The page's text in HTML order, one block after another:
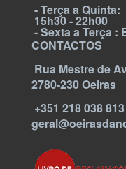
- Terça a Quinta:
15h30 - 22h00
- Sexta a Terça :
CONTACTOS
Rua Mestre de
2780-230 Oeiras
+351 218 038